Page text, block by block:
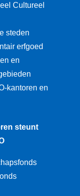
Cultureel
steden
erfgoed
en
kantoren en
steunt